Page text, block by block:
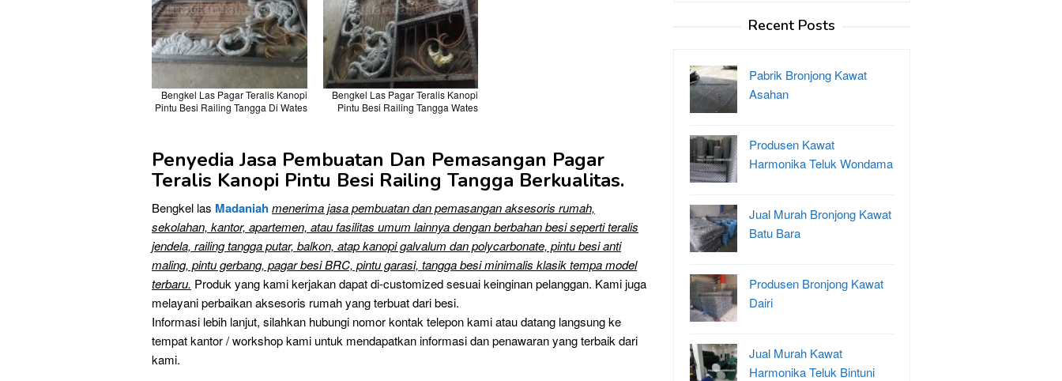
Bengkel Las Pagar Teralis Kanopi
Pintu Besi Railing Tangga Di Wates
Bengkel Las Pagar Teralis Kanopi
Pintu Besi Railing Tangga Wates
Penyedia Jasa Pembuatan Dan Pemasangan Pagar
Teralis Kanopi Pintu Besi Railing Tangga Berkualitas.
Bengkel las Madaniahmenerima jasa pembuatan dan pemasangan aksesoris rumah,
sekolahan, kantor, apartemen, atau fasilitas umum lainnya dengan berbahan besi seperti teralis
jendela, railing tangga putar, balkon, atap kanopi galvalum dan polycarbonate, pintu besi anti
maling, pintu gerbang, pagar besi BRC, pintu garasi, tangga besi minimalis klasik tempa model
terbaru. Produk yang kami kerjakan dapat di-customized sesuai keinginan pelanggan. Kami juga
melayani perbaikan aksesoris rumah yang terbuat dari besi.
Informasi lebih lanjut, silahkan hubungi nomor kontak telepon kami atau datang langsung ke
tempat kantor / workshop kami untuk mendapatkan informasi dan penawaran yang terbaik dari
kami.
Recent Posts
Pabrik Bronjong Kawat
Asahan
Produsen Kawat
Harmonika Teluk Wondama
Jual Murah Bronjong Kawat
Batu Bara
Produsen Bronjong Kawat
Dairi
Jual Murah Kawat
Harmonika Teluk Bintuni